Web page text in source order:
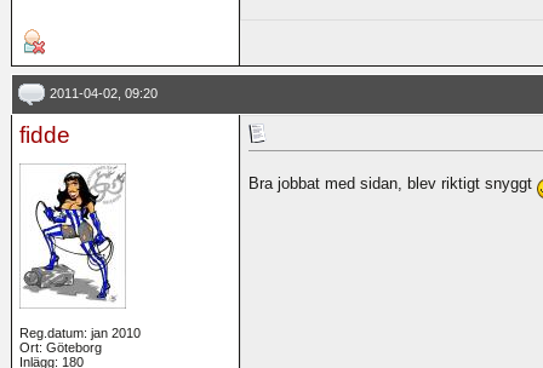
2011-04-02, 09:20
fidde
Reg.datum: jan 2010
Ort: Göteborg
Inlägg: 180
Bra jobbat med sidan, blev riktigt snyggt